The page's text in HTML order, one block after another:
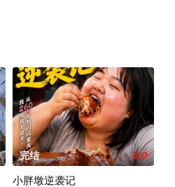
完结 5.0
小胖墩逆袭记